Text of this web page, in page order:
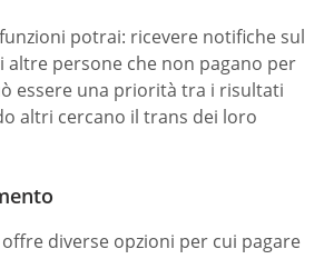
potrai: ricevere notifiche sul
altre persone che non pagano per
essere una priorità tra i risultati
altri cercano il trans dei loro
diverse opzioni per cui pagare